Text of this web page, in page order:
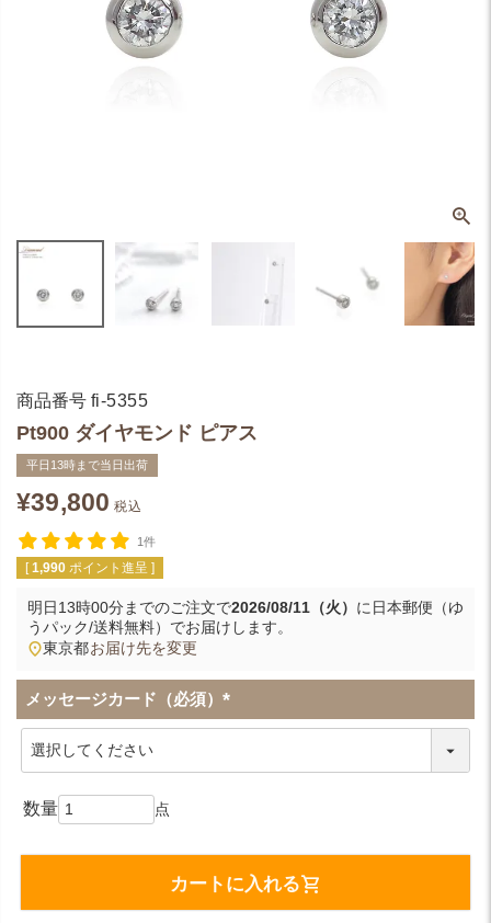
商品番号 fi-5355
Pt900 ダイヤモンド ピアス
平日13時まで当日出荷
¥39,800 税込
1件
[ 1,990 ポイント進呈 ]
明日13時00分までのご注文で2026/08/11（火） に 日本郵便（ゆ
うパック/送料無料） でお届けします。
東京都お届け先を変更
メッセージカード（必須）
(
カートに入れる